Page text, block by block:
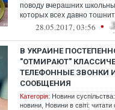
поводу вчерашних
которых всех давно
28.05.2017, 03:56 •
В УКРАИНЕ
"ОТМИРАЮТ"
ТЕЛЕФОННЫЕ ЗВОНКИ И
СООБЩЕНИЯ
Категорія: Новини
новини Новини в світі: читати